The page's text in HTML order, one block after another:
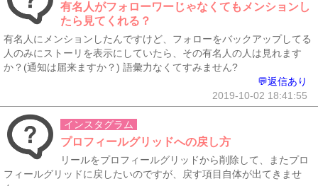
有名人がフォローワーじゃなくてもメンションし
たら見てくれる？
有名人にメンションしたんですけど、フォローをバックアップしてる
人のみにストーリを表示にしていたら、その有名人の人は見れます
か？(通知は届来ますか？) 語彙力なくてすみません?
💬返信あり
2019-10-02 18:41:55
インスタグラム
プロフィールグリッドへの戻し方
リールをプロフィールグリッドから削除して、またプロ
フィールグリッドに戻したいのですが、戻す項目自体が出てきませ